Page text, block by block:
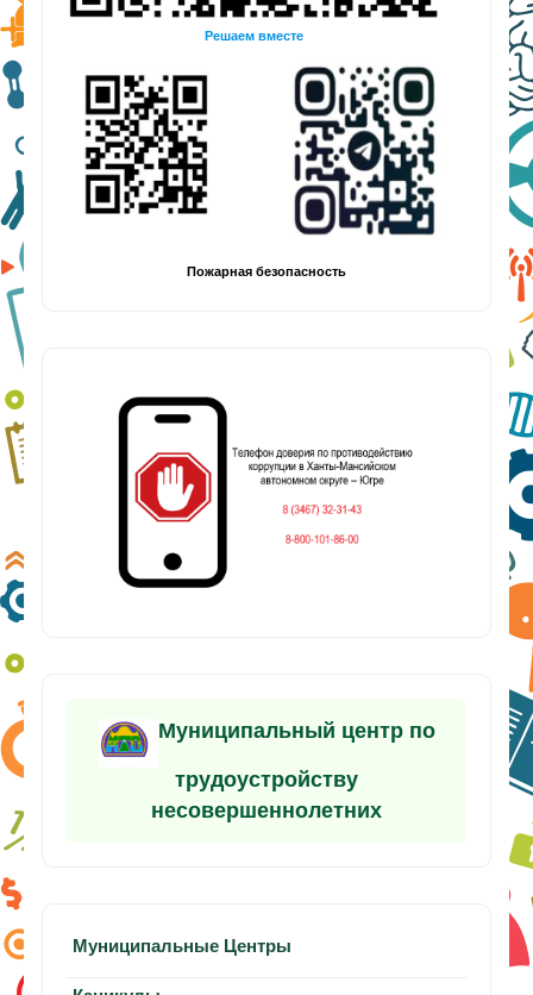
Решаем вместе
Пожарная безопасность
Муниципальный центр по
трудоустройству
несовершеннолетних
Муниципальные Центры